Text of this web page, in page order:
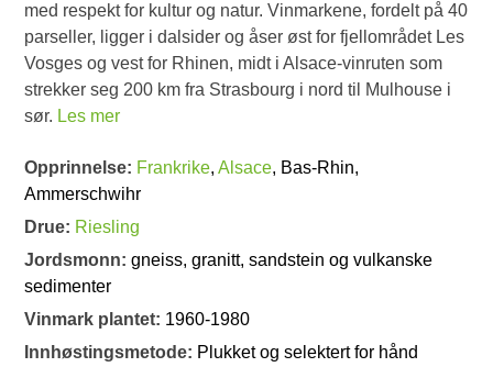
med respekt for kultur og natur. Vinmarkene, fordelt på 40
parseller, ligger i dalsider og åser øst for fjellområdet Les
Vosges og vest for Rhinen, midt i Alsace-vinruten som
strekker seg 200 km fra Strasbourg i nord til Mulhouse i
sør. Les mer
Opprinnelse: Frankrike,Alsace, Bas-Rhin,
Ammerschwihr
Drue: Riesling
Jordsmonn:gneiss, granitt, sandstein og vulkanske
sedimenter
Vinmark plantet: 1960-1980
Innhøstingsmetode: Plukket og selektert for hånd